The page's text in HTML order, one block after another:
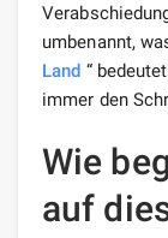
umbenannt,
Land “
immer den
Wie
auf